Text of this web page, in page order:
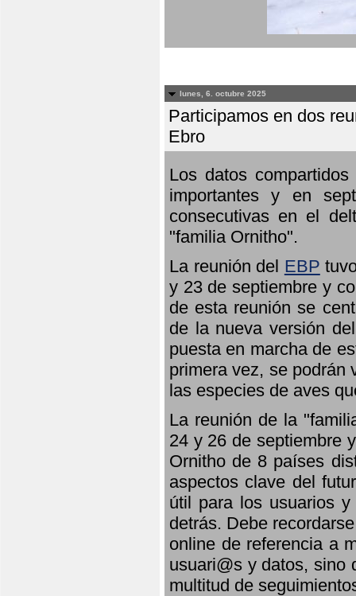
lunes, 6. octubre 2025
Participamos en dos
Ebro
Los datos
importantes y en
consecutivas en el
"familia Ornitho".
La reunión del EBP
y 23 de septiembre y
de esta reunión se
de la nueva versión
puesta en marcha de
primera vez, se podrán
las especies de aves
La reunión de la
24 y 26 de septiembre
Ornitho de 8 países
aspectos clave del
útil para los usuarios
detrás. Debe
online de referencia a
usuari@s y datos, sino
multitud de